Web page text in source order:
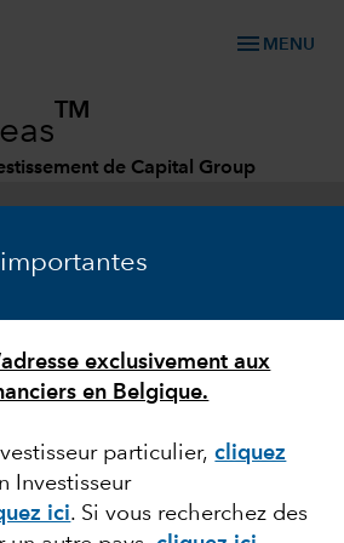
exclusivement aux
en Belgique.
particulier,cliquez
Investisseur
ici. Si vous recherchez des
menu MENU
TM
de Capital Group